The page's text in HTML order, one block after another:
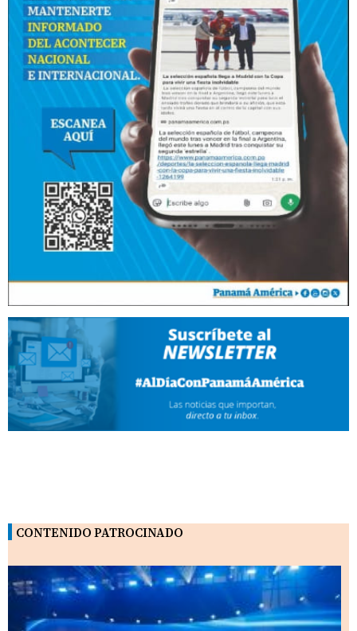
CONTENIDO PATROCINADO